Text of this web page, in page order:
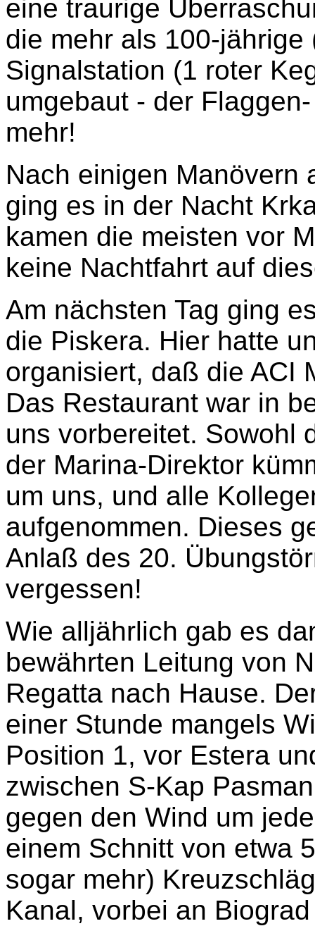
eine traurige
die mehr als 100-
Signalstation (1 roter
umgebaut - der
mehr!
Nach einigen Manövern
ging es in der Nacht
kamen die meisten vor
keine Nachtfahrt auf
Am nächsten Tag ging
die Piskera. Hier hatte
organisiert, daß die ACI
Das Restaurant war in
uns vorbereitet. Sowohl
der Marina-Direktor
um uns, und alle
aufgenommen. Dieses
Anlaß des 20.
vergessen!
Wie alljährlich gab es
bewährten Leitung von
Regatta nach Hause.
einer Stunde mangels
Position 1, vor Estera
zwischen S-Kap
gegen den Wind um
einem Schnitt von etwa
sogar mehr)
Kanal, vorbei an